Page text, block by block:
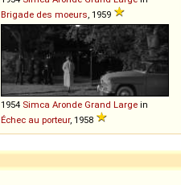
Brigade des moeurs, 1959
1954 Simca Aronde Grand Large in
Échec au porteur, 1958